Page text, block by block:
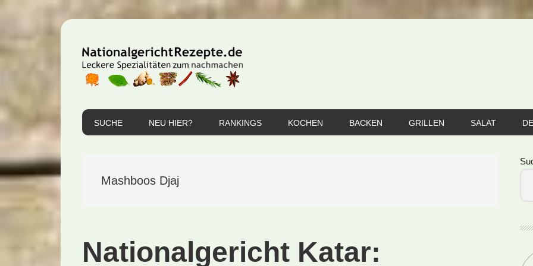
Hauptnavigation
SUCHE NEU HIER? RANKINGS KOCHEN BACKEN GRILLEN SALAT
Mashboos Djaj
Nationalgericht Katar: